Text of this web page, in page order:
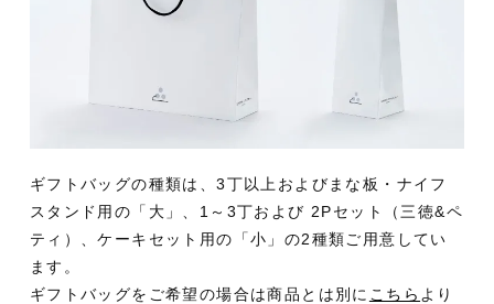
ギフトバッグの種類は、3丁以上およびまな板・ナイフ
スタンド用の「大」、1～3丁および 2Pセット（三徳&ペ
ティ）、ケーキセット用の「小」の2種類ご用意してい
ます。
ギフトバッグをご希望の場合は商品とは別に こちら より